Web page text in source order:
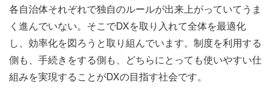
各自治体それぞれで独自のルールが出来上がっていてうま
く進んでいない。そこでDXを取り入れて全体を最適化
し、効率化を図ろうと取り組んでいます。制度を利用する
側も、手続きをする側も、どちらにとっても使いやすい仕
組みを実現することがDXの目指す社会です。